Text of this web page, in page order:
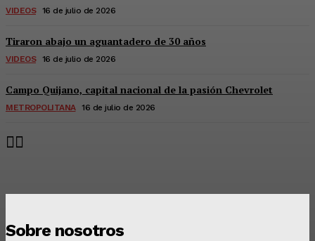
VIDEOS 16 de julio de 2026
Tiraron abajo un aguantadero de 30 años
VIDEOS 16 de julio de 2026
Campo Quijano, capital nacional de la pasión Chevrolet
METROPOLITANA 16 de julio de 2026
Sobre nosotros